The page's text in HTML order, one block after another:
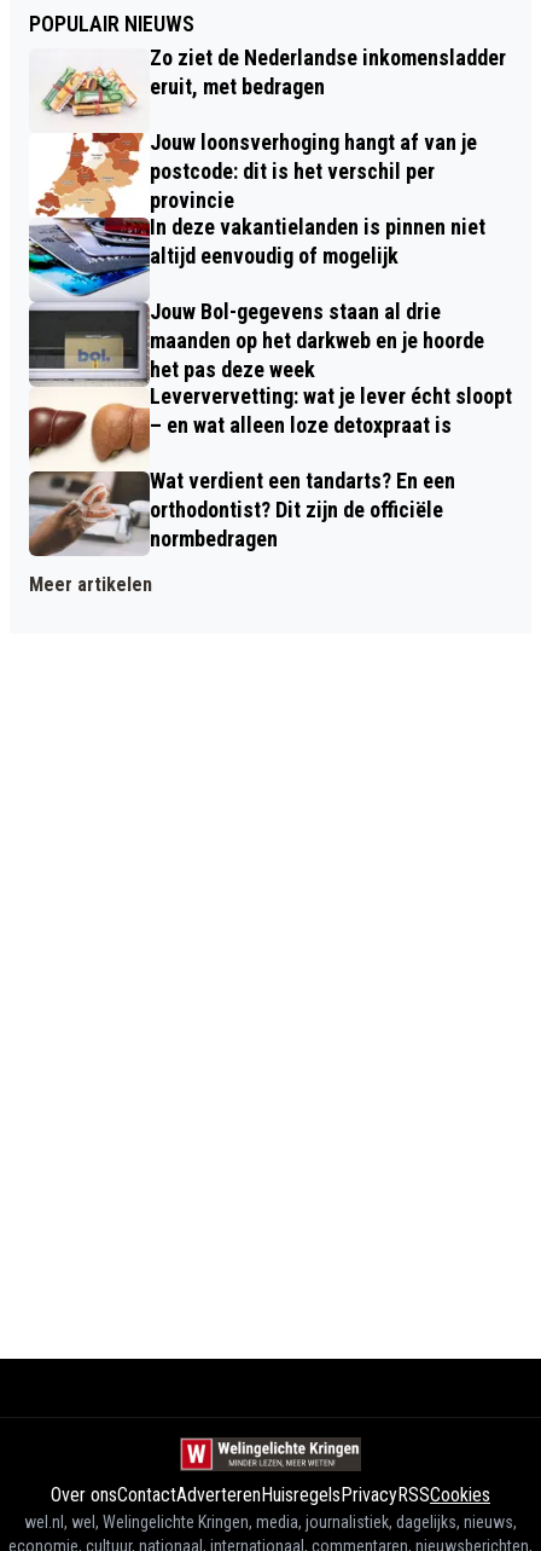
POPULAIR NIEUWS
Zo ziet de Nederlandse inkomensladder
eruit, met bedragen
Jouw loonsverhoging hangt af van je
postcode: dit is het verschil per
provincie
In deze vakantielanden is pinnen niet
altijd eenvoudig of mogelijk
Jouw Bol-gegevens staan al drie
maanden op het darkweb en je hoorde
het pas deze week
Leververvetting: wat je lever écht sloopt
– en wat alleen loze detoxpraat is
Wat verdient een tandarts? En een
orthodontist? Dit zijn de officiële
normbedragen
Meer artikelen
Over onsContactAdverterenHuisregelsPrivacyRSSCookies
wel.nl, wel, Welingelichte Kringen, media, journalistiek, dagelijks, nieuws,
economie, cultuur, nationaal, internationaal, commentaren, nieuwsberichten,